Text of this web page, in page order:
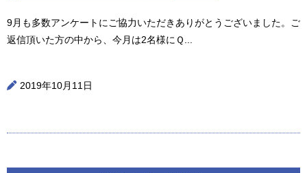
9月も多数アンケートにご協力いただきありがとうございました。ご
返信頂いた方の中から、今月は2名様にＱ...
2019年10月11日